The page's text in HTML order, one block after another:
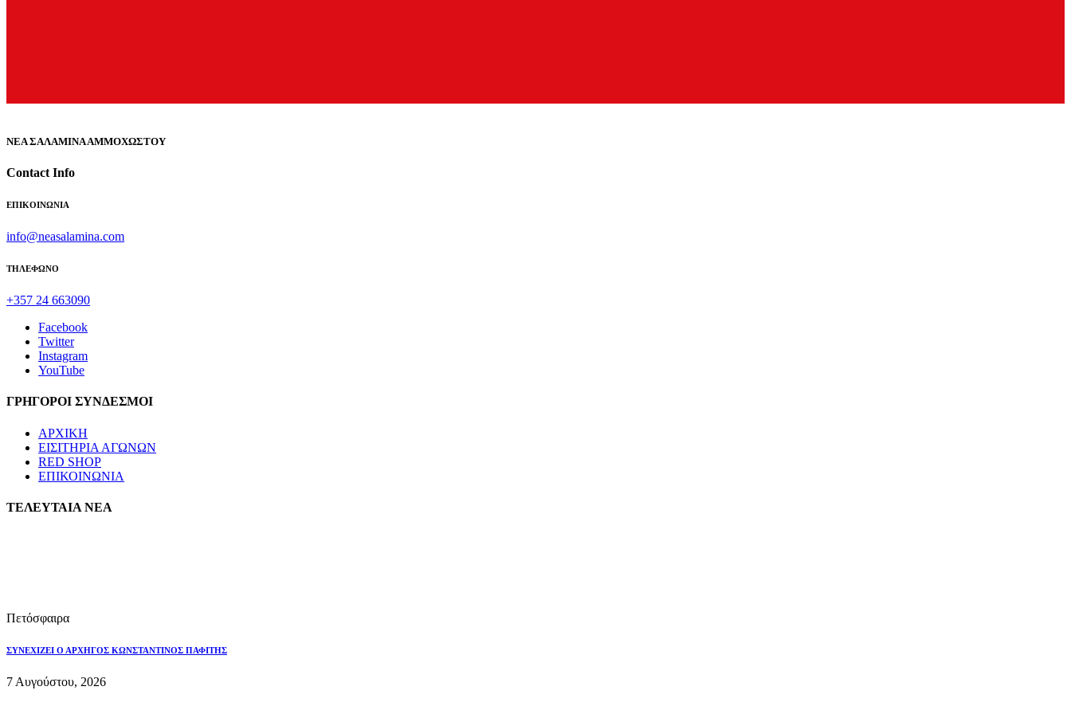
ΝΕΑ ΣΑΛΑΜΙΝΑ ΑΜΜΟΧΩΣΤΟΥ
Contact Info
ΕΠΙΚΟΙΝΩΝΙΑ
info@neasalamina.com
ΤΗΛΕΦΩΝΟ
+357 24 663090
Facebook
Twitter
Instagram
YouTube
ΓΡΗΓΟΡΟΙ ΣΥΝΔΕΣΜΟΙ
ΑΡΧΙΚΗ
ΕΙΣΙΤΗΡΙΑ ΑΓΩΝΩΝ
RED SHOP
ΕΠΙΚΟΙΝΩΝΙΑ
ΤΕΛΕΥΤΑΙΑ ΝΕΑ
Πετόσφαιρα
ΣΥΝΕΧΙΖΕΙ Ο ΑΡΧΗΓΟΣ ΚΩΝΣΤΑΝΤΙΝΟΣ ΠΑΦΙΤΗΣ
7 Αυγούστου, 2026